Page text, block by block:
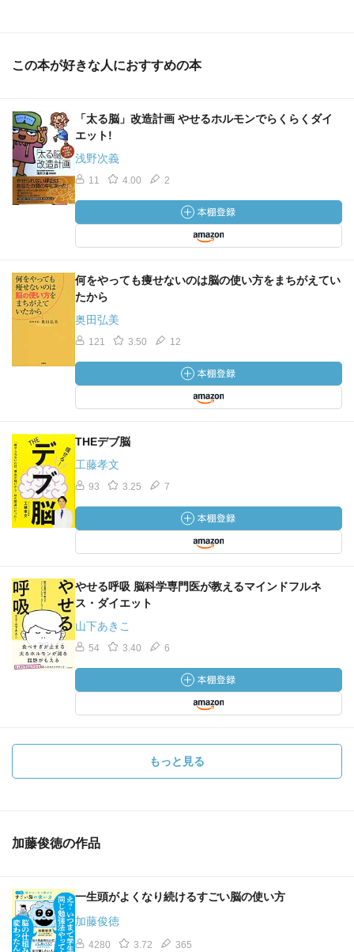
この本が好きな人におすすめの本
「太る脳」改造計画 やせるホルモンでらくらくダイ
エット!
浅野次義
11 4.00 2
何をやっても痩せないのは脳の使い方をまちがえてい
たから
奥田弘美
121 3.50 12
THEデブ脳
工藤孝文
93 3.25 7
やせる呼吸 脳科学専門医が教えるマインドフルネ
ス・ダイエット
山下あきこ
54 3.40 6
もっと見る
加藤俊徳の作品
一生頭がよくなり続けるすごい脳の使い方
加藤俊徳
4280 3.72 365